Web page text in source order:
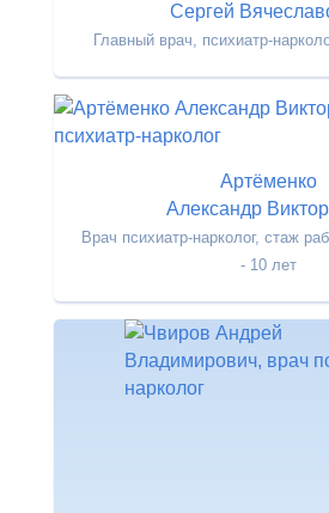
Сергей
Главный врач, психиатр-
Артёменко
Александр
Врач психиатр-нарколог, стаж
- 10 лет